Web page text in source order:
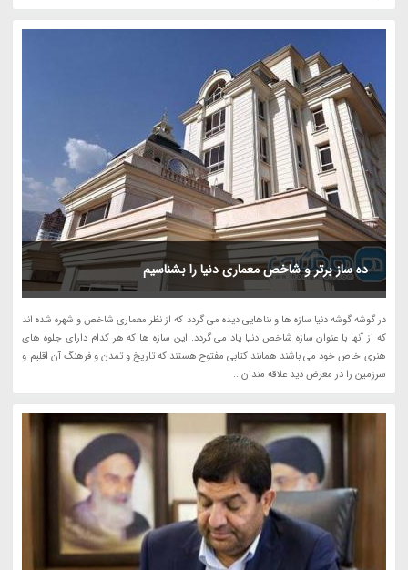
ده ساز برتر و شاخص معماری دنیا را بشناسیم
در گوشه گوشه دنیا سازه ها و بناهایی دیده می گردد که از نظر معماری شاخص و شهره شده اند
که از آنها با عنوان سازه شاخص دنیا یاد می گردد. این سازه ها که هر کدام دارای جلوه های
هنری خاص خود می باشند همانند کتابی مفتوح هستند که تاریخ و تمدن و فرهنگ آن اقلیم و
سرزمین را در معرض دید علاقه مندان...